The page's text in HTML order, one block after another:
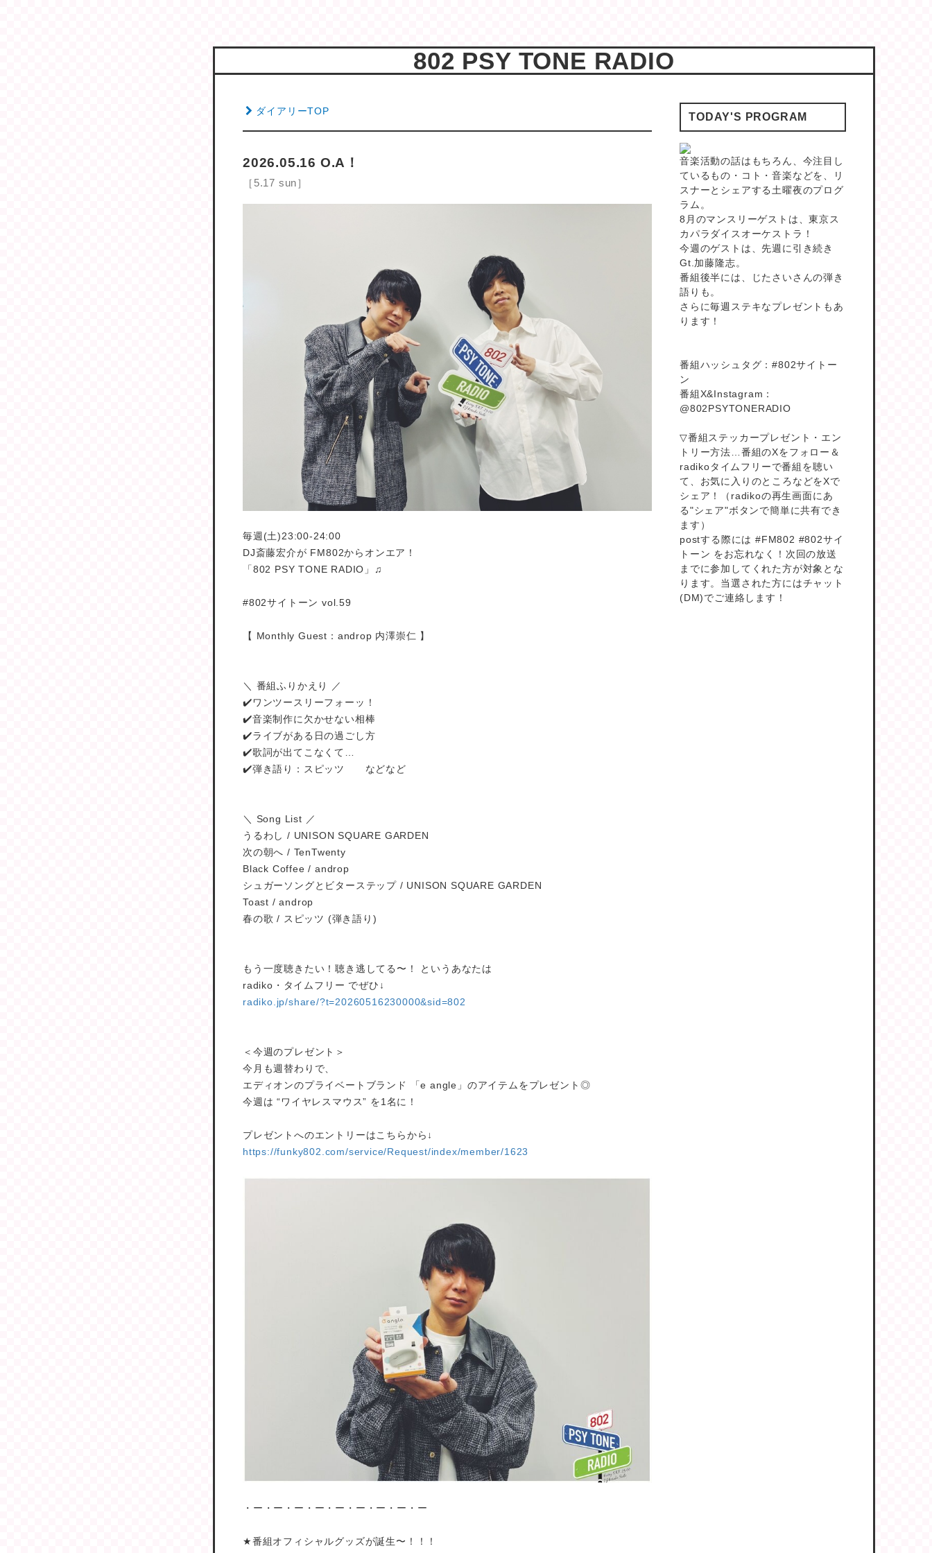
802 PSY TONE RADIO
ダイアリーTOP
2026.05.16 O.A！
［5.17 sun］
毎週(土)23:00-24:00
DJ斎藤宏介が FM802からオンエア！
「802 PSY TONE RADIO」♫
#802サイトーン vol.59
【 Monthly Guest：androp 内澤崇仁 】
＼ 番組ふりかえり ／
✔️ワンツースリーフォーッ！
✔️音楽制作に欠かせない相棒
✔️ライブがある日の過ごし方
✔️歌詞が出てこなくて…
✔️弾き語り：スピッツ などなど
＼ Song List ／
うるわし / UNISON SQUARE GARDEN
次の朝へ / TenTwenty
Black Coffee / androp
シュガーソングとビターステップ / UNISON SQUARE GARDEN
Toast / androp
春の歌 / スピッツ (弾き語り)
もう一度聴きたい！聴き逃してる〜！ というあなたは
radiko・タイムフリー でぜひ↓
radiko.jp/share/?t=20260516230000&sid=802
＜今週のプレゼント＞
今月も週替わりで、
エディオンのプライベートブランド 「e angle」のアイテムをプレゼント◎
今週は “ワイヤレスマウス” を1名に！
プレゼントへのエントリーはこちらから↓
https://funky802.com/service/Request/index/member/1623
・ー・ー・ー・ー・ー・ー・ー・ー・ー
★番組オフィシャルグッズが誕生〜！！！
TODAY'S PROGRAM
音楽活動の話はもちろん、今注目し
ているもの・コト・音楽などを、リ
スナーとシェアする土曜夜のプログ
ラム。
8月のマンスリーゲストは、東京ス
カパラダイスオーケストラ！
今週のゲストは、先週に引き続き
Gt.加藤隆志。
番組後半には、じたさいさんの弾き
語りも。
さらに毎週ステキなプレゼントもあ
ります！
番組ハッシュタグ：#802サイトー
ン
番組X&Instagram：
@802PSYTONERADIO
▽番組ステッカープレゼント・エン
トリー方法…番組のXをフォロー＆
radikoタイムフリーで番組を聴い
て、お気に入りのところなどをXで
シェア！（radikoの再生画面にあ
る"シェア"ボタンで簡単に共有でき
ます）
postする際には #FM802 #802サイ
トーン をお忘れなく！次回の放送
までに参加してくれた方が対象とな
ります。当選された方にはチャット
(DM)でご連絡します！